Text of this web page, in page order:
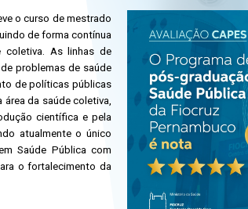
o curso de mestrado
de forma contínua
coletiva. As linhas de
problemas de saúde
de políticas públicas
da saúde coletiva,
científica e pela
atualmente o único
Saúde Pública com
o fortalecimento da